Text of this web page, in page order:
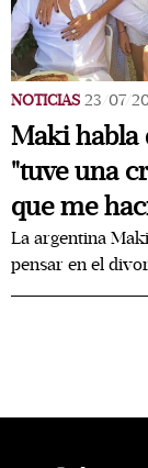
NOTICIAS 23/07/
Maki habla
"tuve una
que me
La argentina
pensar en el